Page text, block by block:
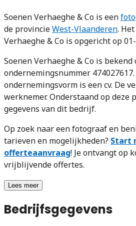
Soenen Verhaeghe & Co is een
de provincieWest-Vlaanderen.
Verhaeghe & Co is opgericht op
Soenen Verhaeghe & Co is bekend
ondernemingsnummer
ondernemingsvorm is een cv. De
werknemer. Onderstaand op deze
gegevens van dit bedrijf.
Op zoek naar een fotograaf en
tarieven en mogelijkheden? Start
offerteaanvraag! Je ontvangt op
vrijblijvende offertes.
Lees meer
Bedrijfsgegevens